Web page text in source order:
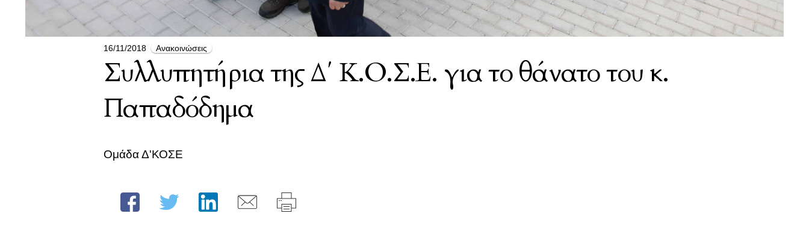
16/11/2018 Ανακοινώσεις
Συλλυπητήρια της Δ΄ Κ.Ο.Σ.Ε. για το θάνατο του κ.
Παπαδόδημα
Ομάδα Δ'ΚΟΣΕ